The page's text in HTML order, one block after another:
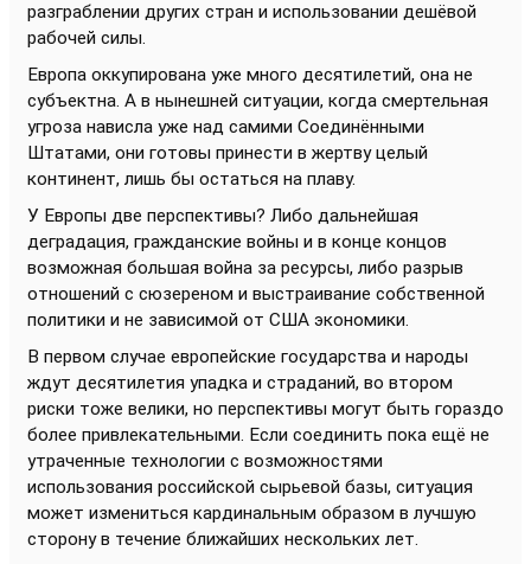
разграблении других стран и использовании дешёвой
рабочей силы.
Европа оккупирована уже много десятилетий, она не
субъектна. А в нынешней ситуации, когда смертельная
угроза нависла уже над самими Соединёнными
Штатами, они готовы принести в жертву целый
континент, лишь бы остаться на плаву.
У Европы две перспективы? Либо дальнейшая
деградация, гражданские войны и в конце концов
возможная большая война за ресурсы, либо разрыв
отношений с сюзереном и выстраивание собственной
политики и не зависимой от США экономики.
В первом случае европейские государства и народы
ждут десятилетия упадка и страданий, во втором
риски тоже велики, но перспективы могут быть гораздо
более привлекательными. Если соединить пока ещё не
утраченные технологии с возможностями
использования российской сырьевой базы, ситуация
может измениться кардинальным образом в лучшую
сторону в течение ближайших нескольких лет.